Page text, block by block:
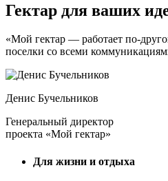
Гектар для ваших
«Мой гектар — работает по-
поселки со всеми
Денис Бучельников
Генеральный директор
проекта «Мой гектар»
Для жизни и отдыха